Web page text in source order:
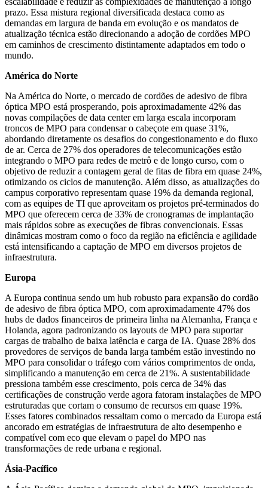
prazo. Essa mistura regional diversificada destaca como as
demandas em largura de banda em evolução e os mandatos de
atualização técnica estão direcionando a adoção de cordões MPO
em caminhos de crescimento distintamente adaptados em todo o
mundo.
América do Norte
Na América do Norte, o mercado de cordões de adesivo de fibra
óptica MPO está prosperando, pois aproximadamente 42% das
novas compilações de data center em larga escala incorporam
troncos de MPO para condensar o cabeçote em quase 31%,
abordando diretamente os desafios do congestionamento e do fluxo
de ar. Cerca de 27% dos operadores de telecomunicações estão
integrando o MPO para redes de metrô e de longo curso, com o
objetivo de reduzir a contagem geral de fitas de fibra em quase 24%,
otimizando os ciclos de manutenção. Além disso, as atualizações do
campus corporativo representam quase 19% da demanda regional,
com as equipes de TI que aproveitam os projetos pré-terminados do
MPO que oferecem cerca de 33% de cronogramas de implantação
mais rápidos sobre as execuções de fibras convencionais. Essas
dinâmicas mostram como o foco da região na eficiência e agilidade
está intensificando a captação de MPO em diversos projetos de
infraestrutura.
Europa
A Europa continua sendo um hub robusto para expansão do cordão
de adesivo de fibra óptica MPO, com aproximadamente 47% dos
hubs de dados financeiros de primeira linha na Alemanha, França e
Holanda, agora padronizando os layouts de MPO para suportar
cargas de trabalho de baixa latência e carga de IA. Quase 28% dos
provedores de serviços de banda larga também estão investindo no
MPO para consolidar o tráfego com vários comprimentos de onda,
simplificando a manutenção em cerca de 21%. A sustentabilidade
pressiona também esse crescimento, pois cerca de 34% das
certificações de construção verde agora fatoram instalações de MPO
estruturadas que cortam o consumo de recursos em quase 19%.
Esses fatores combinados ressaltam como o mercado da Europa está
ancorado em estratégias de infraestrutura de alto desempenho e
compatível com eco que elevam o papel do MPO nas
transformações de rede urbana e regional.
Ásia-Pacífico